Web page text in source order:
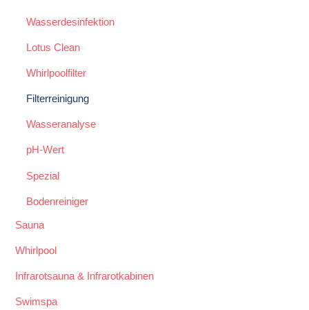
Wasserdesinfektion
Lotus Clean
Whirlpoolfilter
Filterreinigung
Wasseranalyse
pH-Wert
Spezial
Bodenreiniger
Sauna
Whirlpool
Infrarotsauna & Infrarotkabinen
Swimspa